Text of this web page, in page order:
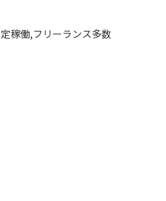
稼働,フリーランス多数